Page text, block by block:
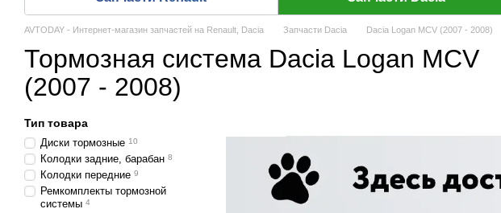
AVTODAY - Интернет-магазин запчастей на Renault, Dacia Запчасти Dacia Dacia Logan MCV (2007 - 2008)
Тормозная система Dacia Logan MCV
(2007 - 2008)
Тип товара
Диски тормозные 10
Колодки задние, барабан 8
Колодки передние 9
Ремкомплекты тормозной
системы 4